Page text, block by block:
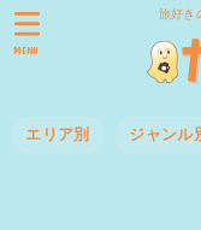
旅好き
エリア別 ジャンル
MENU